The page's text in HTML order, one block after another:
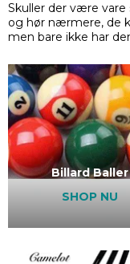
Skuller der være vare
og hør nærmere, de
men bare ikke har
Billard Baller
SHOP NU